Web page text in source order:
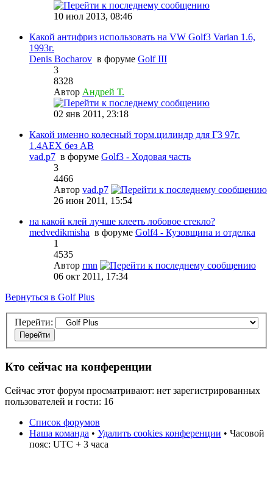
10 июл 2013, 08:46
Какой антифриз использовать на VW Golf3 Varian 1.6,
1993г.
Denis Bocharov в форуме Golf III
3
8328
Автор Андрей Т.
02 янв 2011, 23:18
Какой именно колесный торм.цилиндр для Г3 97г.
1.4АЕХ без АВ
vad.p7 в форуме Golf3 - Ходовая часть
3
4466
Автор vad.p7
26 июн 2011, 15:54
на какой клей лучше клееть лобовое стекло?
medvedikmisha в форуме Golf4 - Кузовщина и отделка
1
4535
Автор rmn
06 окт 2011, 17:34
Вернуться в Golf Plus
Перейти:
Кто сейчас на конференции
Сейчас этот форум просматривают: нет зарегистрированных
пользователей и гости: 16
Список форумов
Наша команда • Удалить cookies конференции • Часовой
пояс: UTC + 3 часа